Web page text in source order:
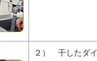
２） 干したダ